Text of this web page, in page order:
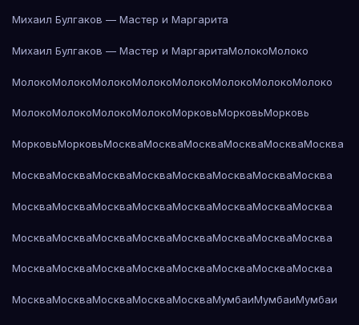
Михаил Булгаков — Мастер и Маргарита
Михаил Булгаков — Мастер и МаргаритаМолокоМолоко
МолокоМолокоМолокоМолокоМолокоМолокоМолокоМолоко
МолокоМолокоМолокоМолокоМорковьМорковьМорковь
МорковьМорковьМоскваМоскваМоскваМоскваМоскваМосква
МоскваМоскваМоскваМоскваМоскваМоскваМоскваМосква
МоскваМоскваМоскваМоскваМоскваМоскваМоскваМосква
МоскваМоскваМоскваМоскваМоскваМоскваМоскваМосква
МоскваМоскваМоскваМоскваМоскваМоскваМоскваМосква
МоскваМоскваМоскваМоскваМоскваМумбаиМумбаиМумбаи